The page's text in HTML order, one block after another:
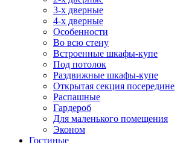
3-х дверные
4-х дверные
Особенности
Во всю стену
Встроенные шкафы-купе
Под потолок
Раздвижные шкафы-купе
Открытая секция посередине
Распашные
Гардероб
Для маленького помещения
Эконом
Гостиные